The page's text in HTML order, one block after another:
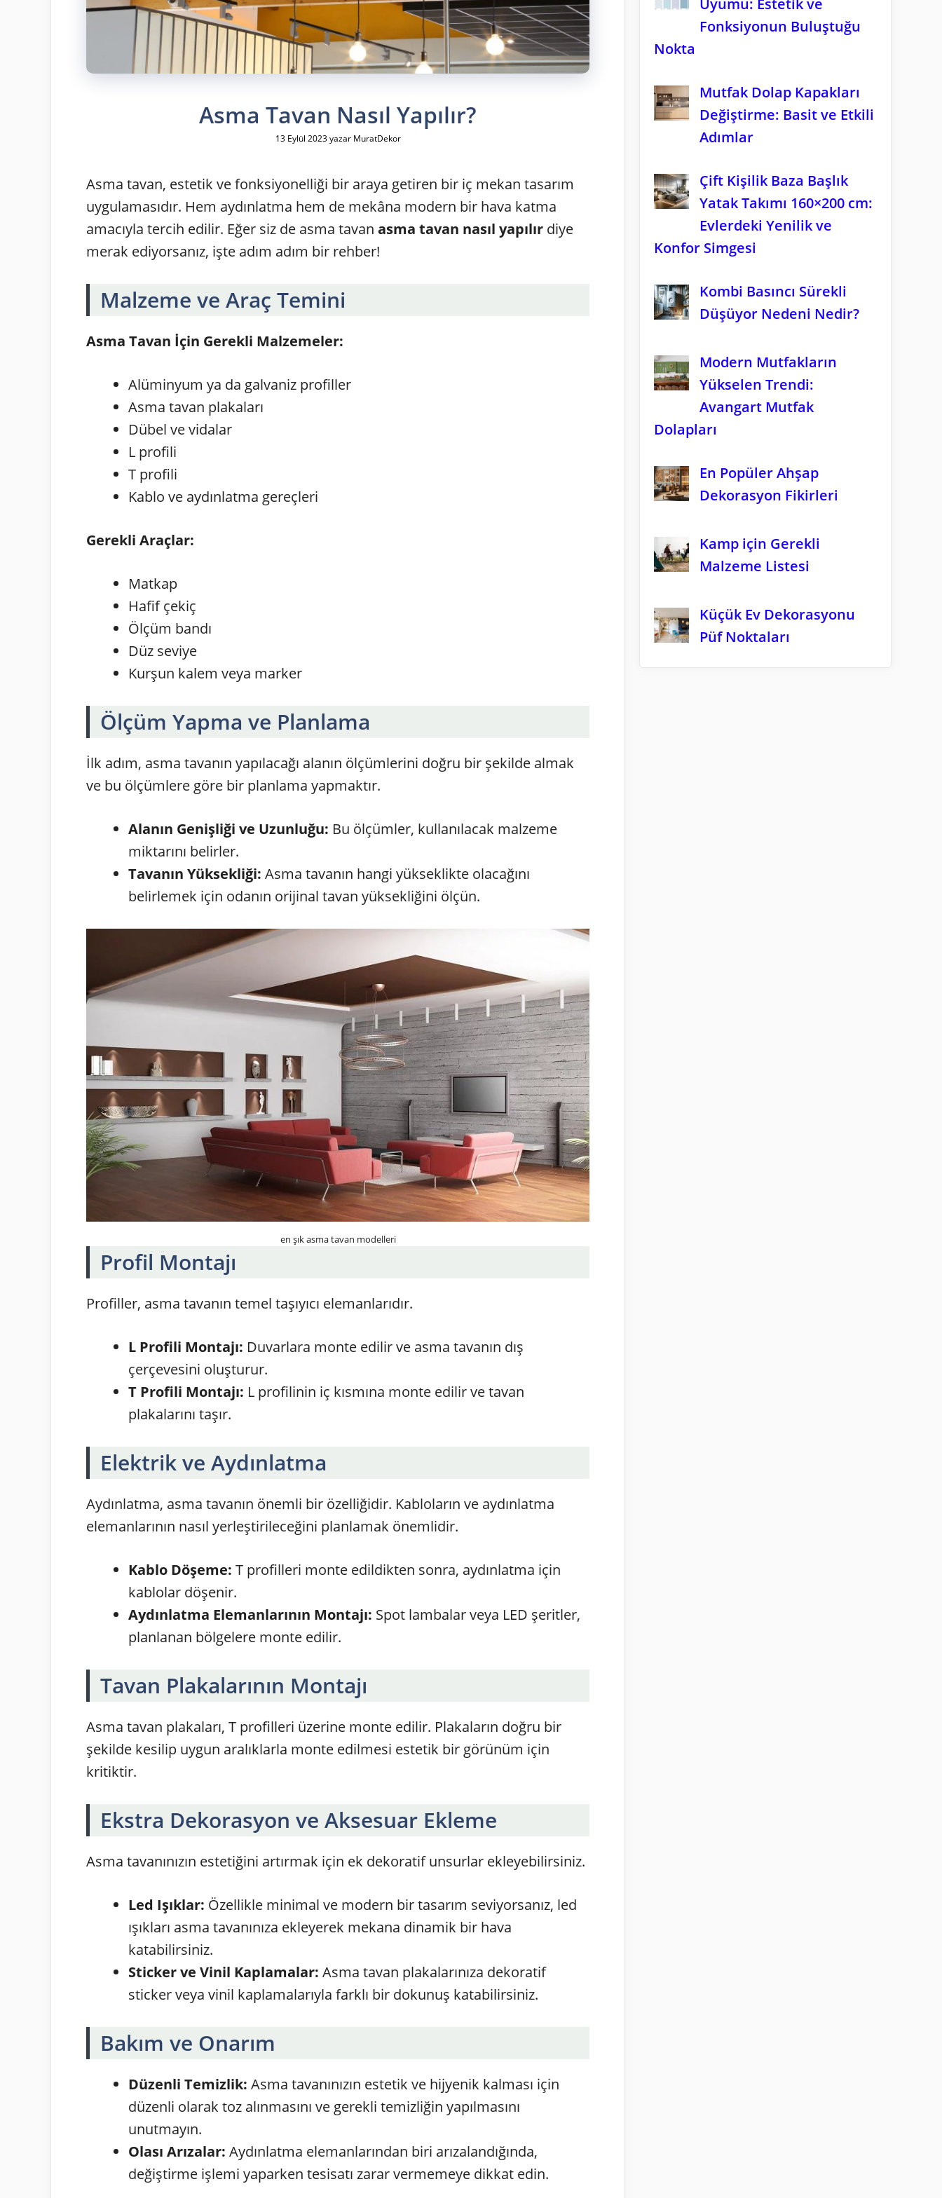
Asma Tavan Nasıl Yapılır?
13 Eylül 2023 yazar MuratDekor
Asma tavan, estetik ve fonksiyonelliği bir araya getiren bir iç mekan tasarım
uygulamasıdır. Hem aydınlatma hem de mekâna modern bir hava katma
amacıyla tercih edilir. Eğer siz de asma tavan asma tavan nasıl yapılır diye
merak ediyorsanız, işte adım adım bir rehber!
Malzeme ve Araç Temini
Asma Tavan İçin Gerekli Malzemeler:
Alüminyum ya da galvaniz profiller
Asma tavan plakaları
Dübel ve vidalar
L profili
T profili
Kablo ve aydınlatma gereçleri
Gerekli Araçlar:
Matkap
Hafif çekiç
Ölçüm bandı
Düz seviye
Kurşun kalem veya marker
Ölçüm Yapma ve Planlama
İlk adım, asma tavanın yapılacağı alanın ölçümlerini doğru bir şekilde almak
ve bu ölçümlere göre bir planlama yapmaktır.
Alanın Genişliği ve Uzunluğu: Bu ölçümler, kullanılacak malzeme
miktarını belirler.
Tavanın Yüksekliği: Asma tavanın hangi yükseklikte olacağını
belirlemek için odanın orijinal tavan yüksekliğini ölçün.
en şık asma tavan modelleri
Profil Montajı
Profiller, asma tavanın temel taşıyıcı elemanlarıdır.
L Profili Montajı: Duvarlara monte edilir ve asma tavanın dış
çerçevesini oluşturur.
T Profili Montajı: L profilinin iç kısmına monte edilir ve tavan
plakalarını taşır.
Elektrik ve Aydınlatma
Aydınlatma, asma tavanın önemli bir özelliğidir. Kabloların ve aydınlatma
elemanlarının nasıl yerleştirileceğini planlamak önemlidir.
Kablo Döşeme: T profilleri monte edildikten sonra, aydınlatma için
kablolar döşenir.
Aydınlatma Elemanlarının Montajı: Spot lambalar veya LED şeritler,
planlanan bölgelere monte edilir.
Tavan Plakalarının Montajı
Asma tavan plakaları, T profilleri üzerine monte edilir. Plakaların doğru bir
şekilde kesilip uygun aralıklarla monte edilmesi estetik bir görünüm için
kritiktir.
Ekstra Dekorasyon ve Aksesuar Ekleme
Asma tavanınızın estetiğini artırmak için ek dekoratif unsurlar ekleyebilirsiniz.
Led Işıklar: Özellikle minimal ve modern bir tasarım seviyorsanız, led
ışıkları asma tavanınıza ekleyerek mekana dinamik bir hava
katabilirsiniz.
Sticker ve Vinil Kaplamalar: Asma tavan plakalarınıza dekoratif
sticker veya vinil kaplamalarıyla farklı bir dokunuş katabilirsiniz.
Bakım ve Onarım
Düzenli Temizlik: Asma tavanınızın estetik ve hijyenik kalması için
düzenli olarak toz alınmasını ve gerekli temizliğin yapılmasını
unutmayın.
Olası Arızalar: Aydınlatma elemanlarından biri arızalandığında,
değiştirme işlemi yaparken tesisatı zarar vermemeye dikkat edin.
Fonksiyonun Buluştuğu
Nokta
Mutfak Dolap Kapakları
Değiştirme: Basit ve Etkili
Adımlar
Çift Kişilik Baza Başlık
Yatak Takımı 160×200 cm:
Evlerdeki Yenilik ve
Konfor Simgesi
Kombi Basıncı Sürekli
Düşüyor Nedeni Nedir?
Modern Mutfakların
Yükselen Trendi:
Avangart Mutfak
Dolapları
En Popüler Ahşap
Dekorasyon Fikirleri
Kamp için Gerekli
Malzeme Listesi
Küçük Ev Dekorasyonu
Püf Noktaları